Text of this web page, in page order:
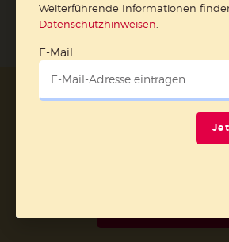
AGB und Widerrufsbelehrung
Weiterführende Informationen
Datenschutzhinweisen
E-Mail